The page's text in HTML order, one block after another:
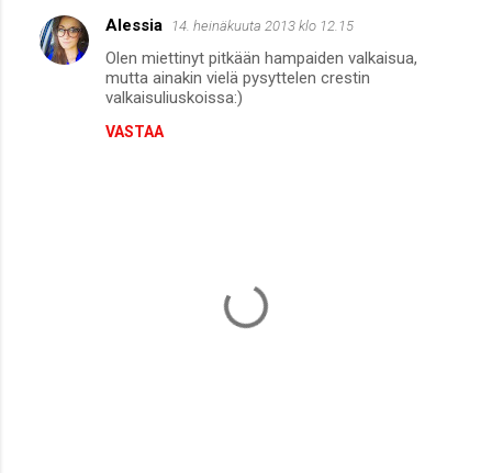
Alessia 14. heinäkuuta 2013 klo 12.15
Olen miettinyt pitkään hampaiden valkaisua,
mutta ainakin vielä pysyttelen crestin
valkaisuliuskoissa:)
VASTAA